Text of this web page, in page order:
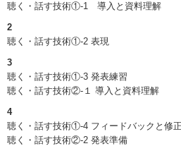
聴く・話す技術①‐1 導入と資料理解
2
聴く・話す技術①‐2 表現
3
聴く・話す技術①‐3 発表練習
聴く・話す技術②‐１ 導入と資料理解
4
聴く・話す技術①‐4 フィードバックと修正
聴く・話す技術②‐2 発表準備